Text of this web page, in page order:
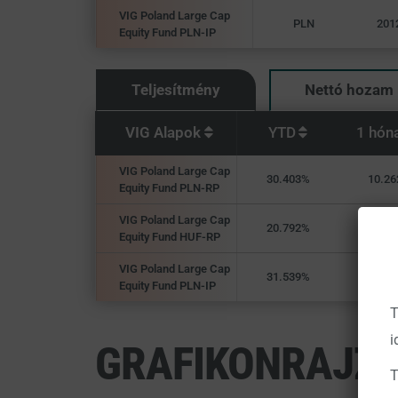
VIG Poland Large Cap
Equity Fund PLN-IP
PLN
Teljesítmény Nettó hozam
VIG Alapok YTD 1
VIG Poland Large Cap
Equity Fund PLN-RP
30.403%
VIG Poland Large Cap
Equity Fund HUF-RP
20.792%
VIG Poland Large Cap
Equity Fund PLN-IP
31.539%